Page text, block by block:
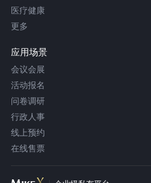
医疗健康
更多
应用场景
会议会展
活动报名
问卷调研
行政人事
线上预约
在线售票